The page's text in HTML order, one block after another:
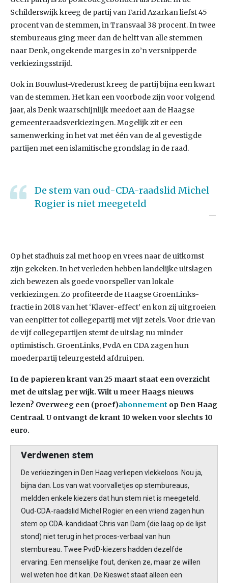
Schilderswijk kreeg de partij van Farid Azarkan liefst 45
procent van de stemmen, in Transvaal 38 procent. In twee
stembureaus ging meer dan de helft van alle stemmen
naar Denk, ongekende marges in zo’n versnipperde
verkiezingsstrijd.
Ook in Bouwlust-Vrederust kreeg de partij bijna een kwart
van de stemmen. Het kan een voorbode zijn voor volgend
jaar, als Denk waarschijnlijk meedoet aan de Haagse
gemeenteraadsverkiezingen. Mogelijk zit er een
samenwerking in het vat met één van de al gevestigde
partijen met een islamitische grondslag in de raad.
De stem van oud-CDA-raadslid Michel
Rogier is niet meegeteld
Op het stadhuis zal met hoop en vrees naar de uitkomst
zijn gekeken. In het verleden hebben landelijke uitslagen
zich bewezen als goede voorspeller van lokale
verkiezingen. Zo profiteerde de Haagse GroenLinks-
fractie in 2018 van het ‘Klaver-effect’ en kon zij uitgroeien
van eenpitter tot collegepartij met vijf zetels. Voor drie van
de vijf collegepartijen stemt de uitslag nu minder
optimistisch. GroenLinks, PvdA en CDA zagen hun
moederpartij teleurgesteld afdruipen.
In de papieren krant van 25 maart staat een overzicht
met de uitslag per wijk. Wilt u meer Haags nieuws
lezen? Overweeg een (proef)abonnement op Den Haag
Centraal. U ontvangt de krant 10 weken voor slechts 10
euro.
Verdwenen stem
De verkiezingen in Den Haag verliepen vlekkeloos. Nou ja,
bijna dan. Los van wat voorvalletjes op stembureaus,
meldden enkele kiezers dat hun stem niet is meegeteld.
Oud-CDA-raadslid Michel Rogier en een vriend zagen hun
stem op CDA-kandidaat Chris van Dam (die laag op de lijst
stond) niet terug in het proces-verbaal van hun
stembureau. Twee PvdD-kiezers hadden dezelfde
ervaring. Een menselijke fout, denken ze, maar ze willen
wel weten hoe dit kan. De Kieswet staat alleen een